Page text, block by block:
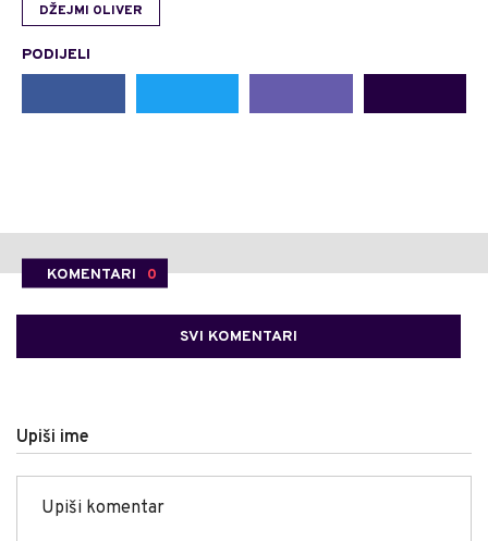
DŽEJMI OLIVER
PODIJELI
KOMENTARI 0
SVI KOMENTARI
Upiši ime